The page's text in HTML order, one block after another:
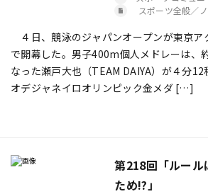
スポーツ全般／
４日、競泳のジャパンオープンが東京ア
で開幕した。男子400m個人メドレーは、
なった瀬戸大也（TEAM DAIYA）が４分12
オデジャネイロオリンピック金メダ […]
第218回「ルール
ため!?」